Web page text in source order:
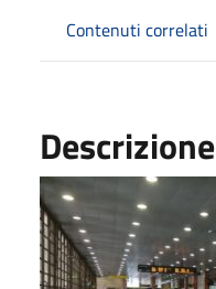
Contenuti correlati
Descrizione